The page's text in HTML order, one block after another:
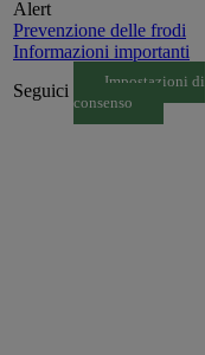
Alert
Prevenzione delle frodi
Informazioni importanti
Seguici
Impostazioni di
consenso